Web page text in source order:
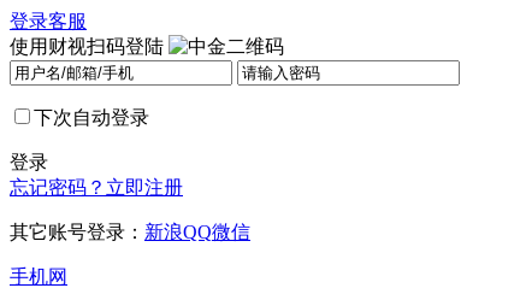
登录客服
使用财视扫码登陆
下次自动登录
登录
忘记密码？ 立即注册
其它账号登录： 新浪QQ微信
手机网